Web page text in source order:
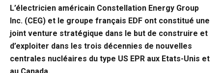
L’électricien américain Constellation Energy Group
Inc. (CEG) et le groupe français EDF ont constitué une
joint venture stratégique dans le but de construire et
d’exploiter dans les trois décennies de nouvelles
centrales nucléaires du type US EPR aux Etats-Unis et